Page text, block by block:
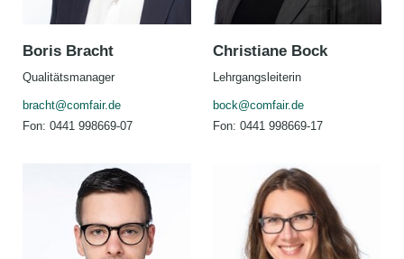
Boris Bracht
Qualitätsmanager
bracht@comfair.de
Fon: 0441 998669-07
Christiane Bock
Lehrgangsleiterin
bock@comfair.de
Fon: 0441 998669-17